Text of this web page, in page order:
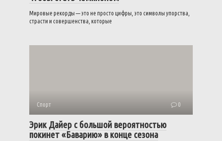
Мировые рекорды — это не просто цифры, это символы упорства,
страсти и совершенства, которые
Спорт 0
Эрик Дайер с большой вероятностью
покинет «Баварию» в конце сезона